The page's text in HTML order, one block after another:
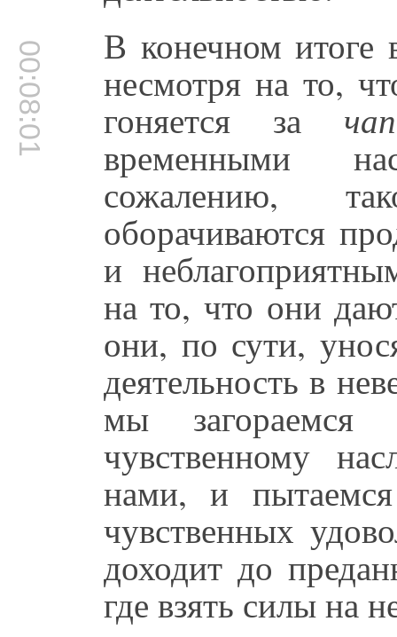
00:08:01 В конечном итоге
несмотря на то,
гоняется за
временными
сожалению,
оборачиваются
и
на то, что они
они, по сути,
деятельность в
мы загораемся
чувственному
нами, и
чувственных
доходит до
где взять силы на